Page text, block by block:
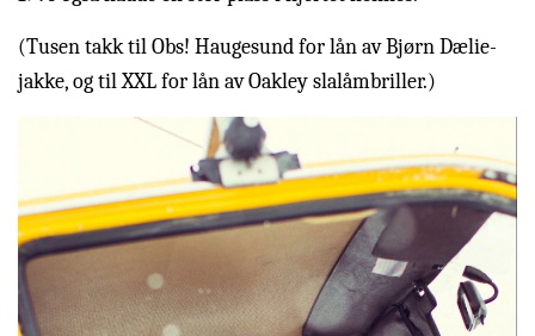
(Tusen takk til Obs! Haugesund for lån av Bjørn Dælie-
jakke, og til XXL for lån av Oakley slalåmbriller.)